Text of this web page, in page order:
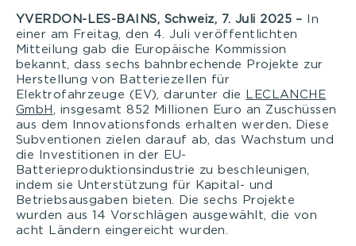
YVERDON-LES-BAINS, Schweiz, 7. Juli 2025 –
In
einer am Freitag, den 4. Juli veröffentlichten
Mitteilung gab die Europäische Kommission
bekannt, dass sechs bahnbrechende Projekte zur
Herstellung von Batteriezellen für
Elektrofahrzeuge (EV), darunter die
LECLANCHE
GmbH
, insgesamt 852 Millionen Euro an Zuschüssen
aus dem Innovationsfonds erhalten werden.
Diese
Subventionen zielen darauf ab, das Wachstum und
die Investitionen in der EU-
Batterieproduktionsindustrie zu beschleunigen,
indem sie Unterstützung für Kapital- und
Betriebsausgaben bieten. Die sechs Projekte
wurden aus 14 Vorschlägen ausgewählt, die von
acht Ländern eingereicht wurden.